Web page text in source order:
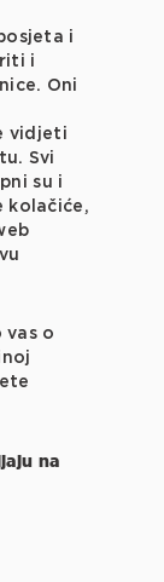
i
i
Oni
vidjeti
Svi
su i
kolačiće,
vas o
na